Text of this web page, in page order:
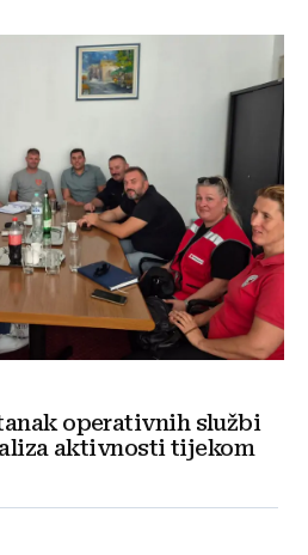
operativnih službi
aktivnosti tijekom